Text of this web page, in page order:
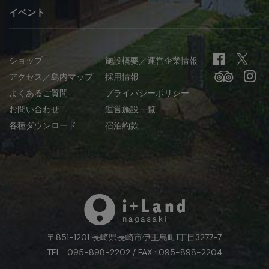
イベント
ショップ
アクセス／島内マップ
よくあるご質問
お問い合わせ
各種ダウンロード
施設概要／運営企業情報
採用情報
プライバシーポリシー
運営施設一覧
宿泊約款
〒851-1201 長崎県長崎市伊王島町1丁目3277-7
TEL : 095-898-2202 / FAX : 095-898-2204